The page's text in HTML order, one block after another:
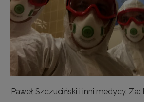
Paweł Szczuciński i inni medycy. Za: